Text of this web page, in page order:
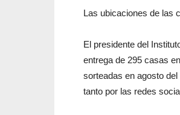
Las ubicaciones de las
El presidente del
entrega de 295 casas
sorteadas en agosto
tanto por las redes